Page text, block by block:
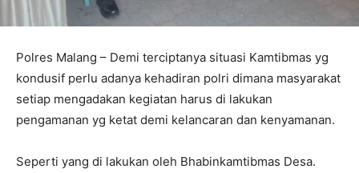
Polres Malang – Demi terciptanya situasi Kamtibmas yg
kondusif perlu adanya kehadiran polri dimana masyarakat
setiap mengadakan kegiatan harus di lakukan
pengamanan yg ketat demi kelancaran dan kenyamanan.
Seperti yang di lakukan oleh Bhabinkamtibmas Desa.